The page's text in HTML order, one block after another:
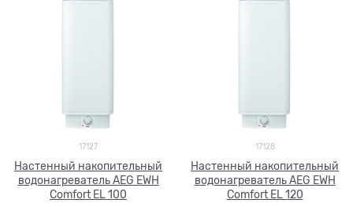
17127
Настенный накопительный
водонагреватель AEG EWH
Comfort EL 100
17128
Настенный накопительный
водонагреватель AEG EWH
Comfort EL 120